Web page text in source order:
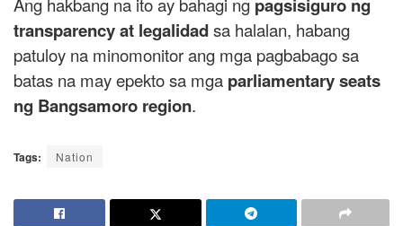
transparency at legalidadsa halalan, habang
patuloy na minomonitor ang mga pagbabago sa
batas na may epekto sa mga parliamentary seats
ng Bangsamoro region.
Tags: Nation